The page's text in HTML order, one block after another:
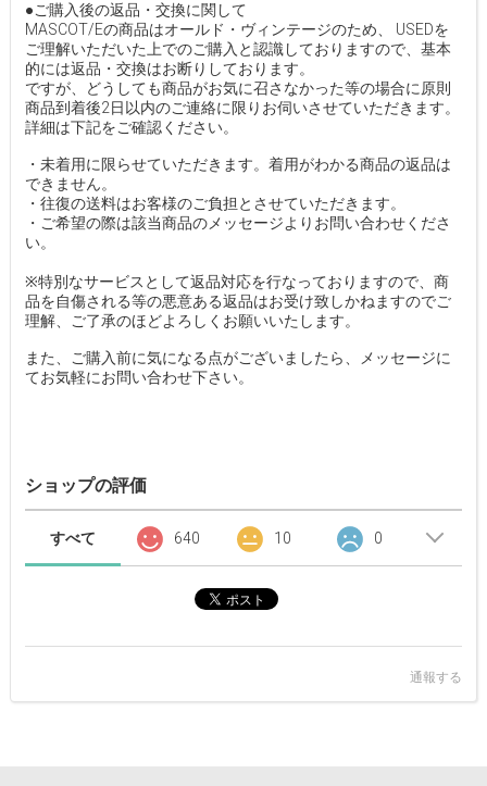
●ご購入後の返品・交換に関して
MASCOT/Eの商品はオールド・ヴィンテージのため、 USEDを
ご理解いただいた上でのご購入と認識しておりますので、基本
的には返品・交換はお断りしております。
ですが、どうしても商品がお気に召さなかった等の場合に原則
商品到着後2日以内のご連絡に限りお伺いさせていただきます。
詳細は下記をご確認ください。
・未着用に限らせていただきます。着用がわかる商品の返品は
できません。
・往復の送料はお客様のご負担とさせていただきます。
・ご希望の際は該当商品のメッセージよりお問い合わせくださ
い。
※特別なサービスとして返品対応を行なっておりますので、商
品を自傷される等の悪意ある返品はお受け致しかねますのでご
理解、ご了承のほどよろしくお願いいたします。
また、ご購入前に気になる点がございましたら、メッセージに
てお気軽にお問い合わせ下さい。
ショップの評価
すべて 640 10 0
通報する